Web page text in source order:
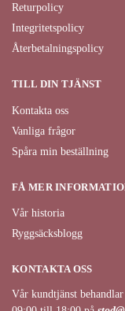
Returpolicy
Integritetspolicy
Återbetalningspolicy
TILL DIN TJÄNST
Kontakta oss
Vanliga frågor
Spåra min beställning
FÅ MER
Vår historia
Ryggsäcksblogg
KONTAKTA OSS
Vår kundtjänst